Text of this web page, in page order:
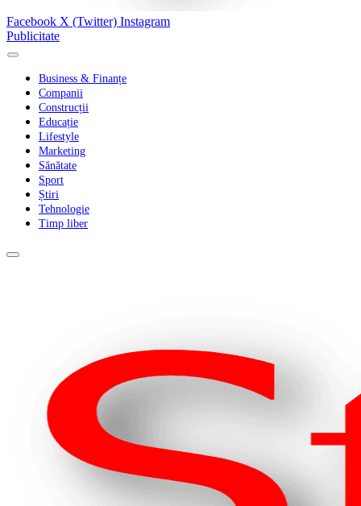
Facebook X (Twitter) Instagram
Publicitate
Business & Finanțe
Companii
Construcții
Educație
Lifestyle
Marketing
Sănătate
Sport
Știri
Tehnologie
Timp liber